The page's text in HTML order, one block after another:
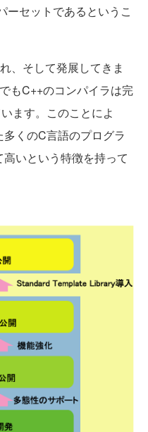
セットであるというこ
、そして発展してきま
もC++のコンパイラは完
ます。このことによ
くのC言語のプログラ
いという特徴を持って